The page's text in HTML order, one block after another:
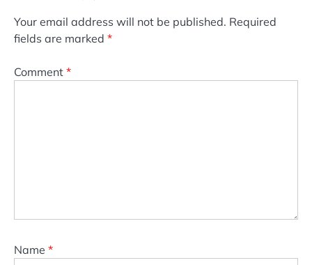
Your email address will not be published. Required
fields are marked *
Comment *
Name *